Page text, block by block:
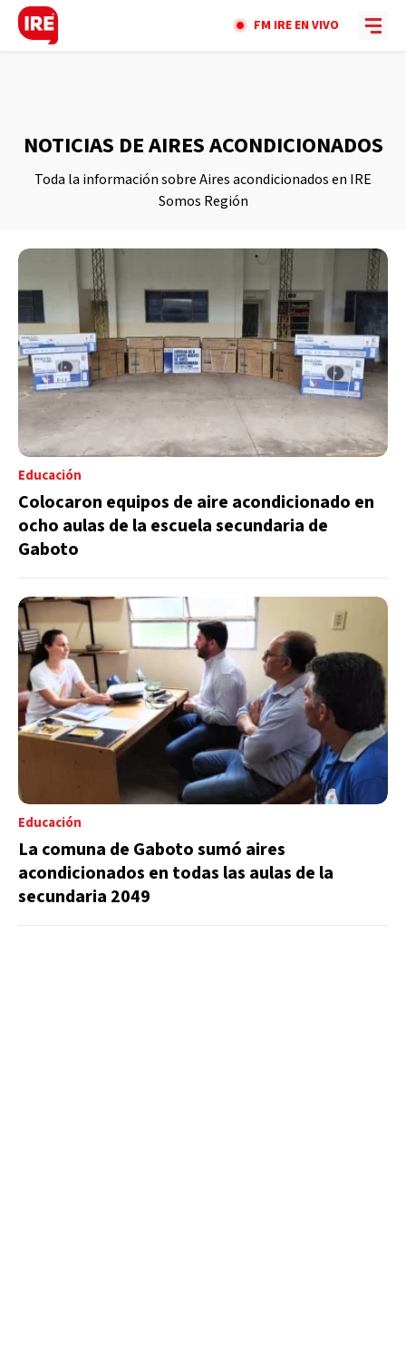
FM IRE EN VIVO
NOTICIAS DE AIRES ACONDICIONADOS
Toda la información sobre Aires acondicionados en IRE
Somos Región
Educación
Colocaron equipos de aire acondicionado en
ocho aulas de la escuela secundaria de
Gaboto
Educación
La comuna de Gaboto sumó aires
acondicionados en todas las aulas de la
secundaria 2049